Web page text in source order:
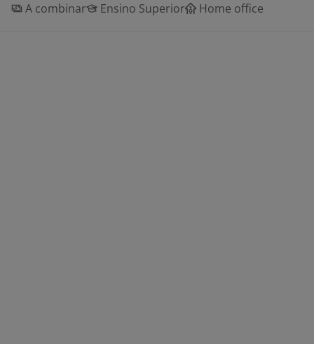
A combinar
Ensino Superior Home office